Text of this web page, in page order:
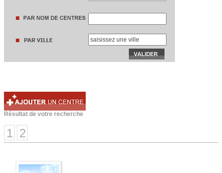
Résultat de votre recherche
1 2